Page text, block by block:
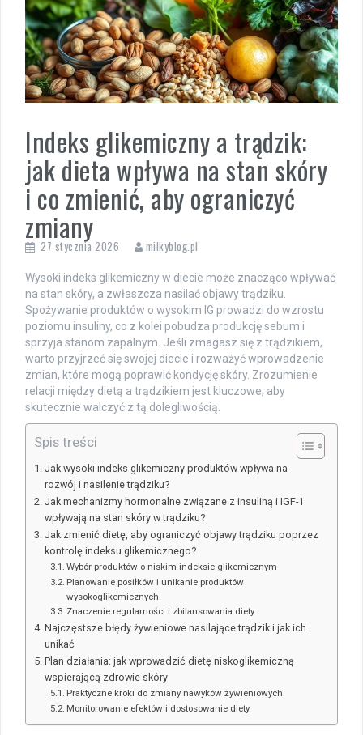
Indeks glikemiczny a trądzik:
jak dieta wpływa na stan skóry
i co zmienić, aby ograniczyć
zmiany
27 stycznia 2026 milkyblog.pl
Wysoki indeks glikemiczny w diecie może znacząco wpływać
na stan skóry, a zwłaszcza nasilać objawy trądziku.
Spożywanie produktów o wysokim IG prowadzi do wzrostu
poziomu insuliny, co z kolei pobudza produkcję sebum i
sprzyja stanom zapalnym. Jeśli zmagasz się z trądzikiem,
warto przyjrzeć się swojej diecie i rozważyć wprowadzenie
zmian, które mogą poprawić kondycję skóry. Zrozumienie
relacji między dietą a trądzikiem jest kluczowe, aby
skutecznie walczyć z tą dolegliwością.
Spis treści
Jak wysoki indeks glikemiczny produktów wpływa na
rozwój i nasilenie trądziku?
Jak mechanizmy hormonalne związane z insuliną i IGF-1
wpływają na stan skóry w trądziku?
Jak zmienić dietę, aby ograniczyć objawy trądziku poprzez
kontrolę indeksu glikemicznego?
Wybór produktów o niskim indeksie glikemicznym
Planowanie posiłków i unikanie produktów
wysokoglikemicznych
Znaczenie regularności i zbilansowania diety
Najczęstsze błędy żywieniowe nasilające trądzik i jak ich
unikać
Plan działania: jak wprowadzić dietę niskoglikemiczną
wspierającą zdrowie skóry
Praktyczne kroki do zmiany nawyków żywieniowych
Monitorowanie efektów i dostosowanie diety